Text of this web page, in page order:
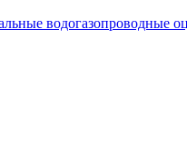
водогазопроводные